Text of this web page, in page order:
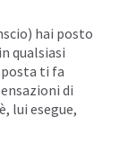
) hai posto
qualsiasi
ti fa
di
lui esegue,